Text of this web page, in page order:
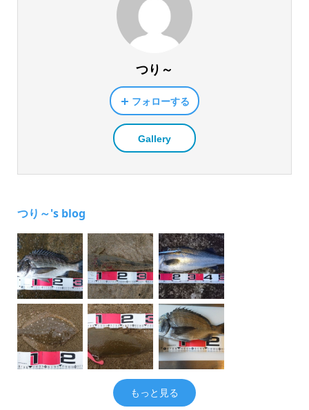
つり～
フォローする
Gallery
つり～'s blog
もっと見る